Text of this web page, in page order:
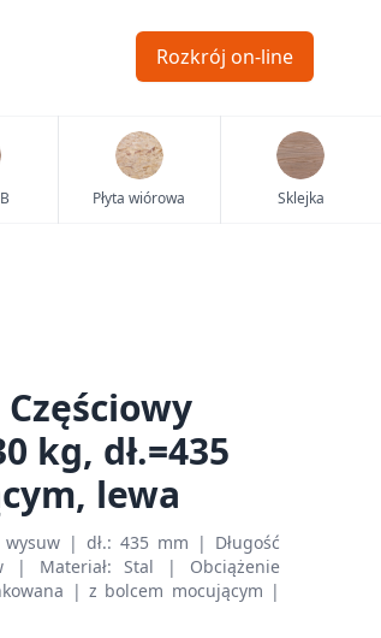
Rozkrój on-line
Płyta wiórowa Sklejka
kg, dł.=435
lewa
wysuw | dł.: 435 mm | Długość
| Materiał: Stal | Obciążenie
| z bolcem mocującym |